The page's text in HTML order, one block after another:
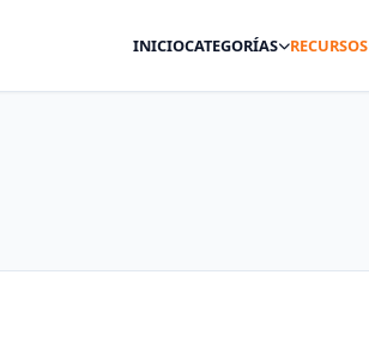
INICIOCATEGORÍAS RECURSOS